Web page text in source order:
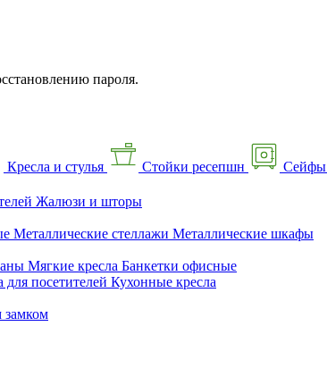
пароля.
Кресла и стулья Стойки ресепшн Сейфы
Жалюзи и шторы
Металлические стеллажи Металлические шкафы
Мягкие кресла Банкетки офисные
для посетителей Кухонные кресла